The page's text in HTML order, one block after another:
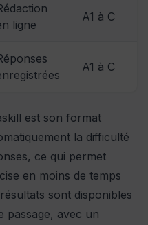
ligne
A1 à C
A1 à C
est son format
la difficulté
ce qui permet
en moins de temps
sont disponibles
passage, avec un